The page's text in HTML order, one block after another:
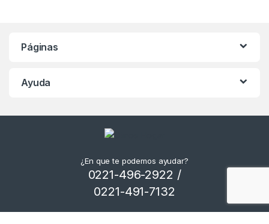
Páginas
Ayuda
¿En que te podemos ayudar?
0221-496-2922 /
0221-491-7132